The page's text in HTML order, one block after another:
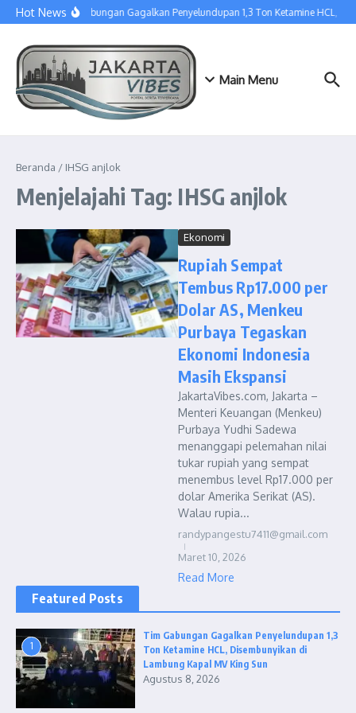
Lewati ke konten
Hot NewsTim Gabungan Gagalkan Penyelundupan 1,3 Ton Ketamine HCL,
Main Menu
Beranda / IHSG anjlok
Menjelajahi Tag: IHSG anjlok
Ekonomi
Rupiah Sempat
Tembus Rp17.000 per
Dolar AS, Menkeu
Purbaya Tegaskan
Ekonomi Indonesia
Masih Ekspansi
JakartaVibes.com, Jakarta –
Menteri Keuangan (Menkeu)
Purbaya Yudhi Sadewa
menanggapi pelemahan nilai
tukar rupiah yang sempat
menembus level Rp17.000 per
dolar Amerika Serikat (AS).
Walau rupia...
randypangestu7411@gmail.com
Maret 10, 2026
Read More
Featured Posts
1
Tim Gabungan Gagalkan Penyelundupan 1,3
Ton Ketamine HCL, Disembunyikan di
Lambung Kapal MV King Sun
Agustus 8, 2026